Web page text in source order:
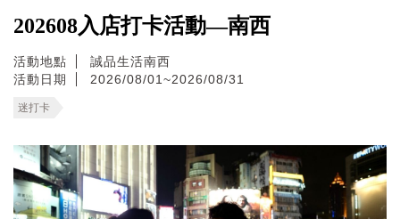
202608入店打卡活動—南西
活動地點
誠品生活南西
活動日期
2026/08/01~2026/08/31
迷打卡